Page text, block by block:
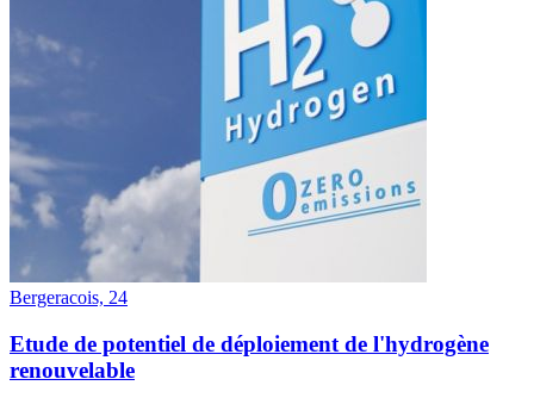
Bergeracois, 24
Etude de potentiel de déploiement de l'hydrogène
renouvelable